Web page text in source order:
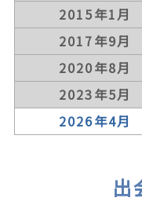
2015年1月
2017年9月
2020年8月
2023年5月
2026年4月
出